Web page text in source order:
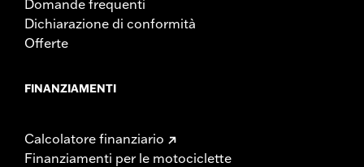
Domande frequenti
Dichiarazione di conformità
Offerte
FINANZIAMENTI
Calcolatore finanziario
Finanziamenti per le motociclette